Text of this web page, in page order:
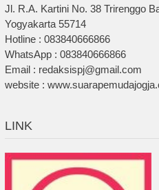
Jl. R.A. Kartini No. 38 Trirenggo
Yogyakarta 55714
Hotline : 083840666866
WhatsApp : 083840666866
Email : redaksispj@gmail.com
website :
LINK